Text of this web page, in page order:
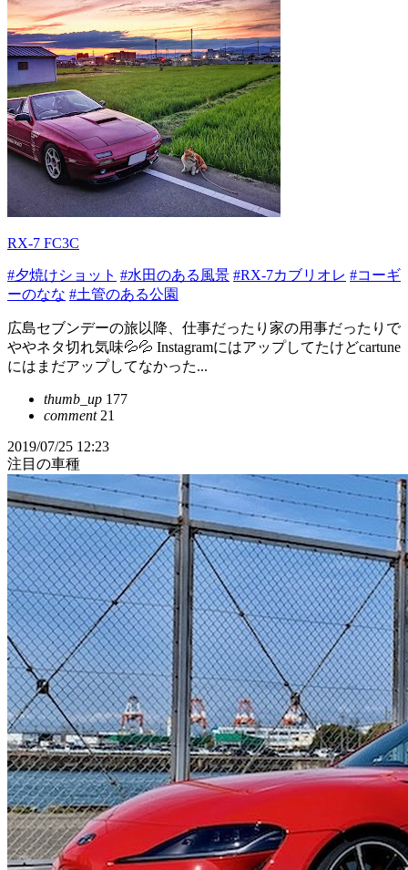
RX-7 FC3C
#夕焼けショット #水田のある風景 #RX-7カブリオレ #コーギ
ーのなな #土管のある公園
広島セブンデーの旅以降、仕事だったり家の用事だったりで
ややネタ切れ気味💦💦 Instagramにはアップしてたけどcartune
にはまだアップしてなかった...
thumb_up 177
comment21
2019/07/25 12:23
注目の車種